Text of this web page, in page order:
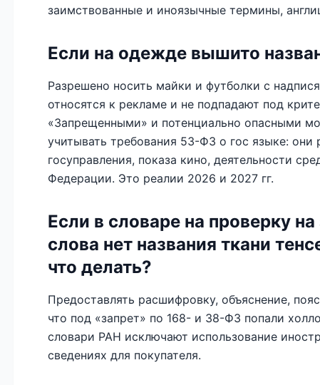
заимствованные и иноязычные термины,
Если на одежде вышито
Разрешено носить майки и футболки с
относятся к рекламе и не подпадают под
«Запрещенными» и потенциально опасными
учитывать требования 53-ФЗ о гос языке: они
госуправления, показа кино, деятельности
Федерации. Это реалии 2026 и 2027 гг.
Если в словаре на проверку
слова нет названия ткани
что делать?
Предоставлять расшифровку, объяснение,
что под «запрет» по 168- и 38-ФЗ попали
словари РАН исключают использование
сведениях для покупателя.